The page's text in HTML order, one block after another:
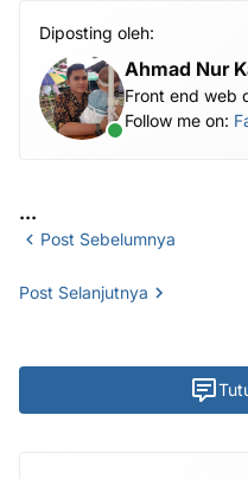
Diposting oleh:
Ahmad Nur
Front end web
Follow me on:
...
Post Sebelumnya
Post Selanjutnya